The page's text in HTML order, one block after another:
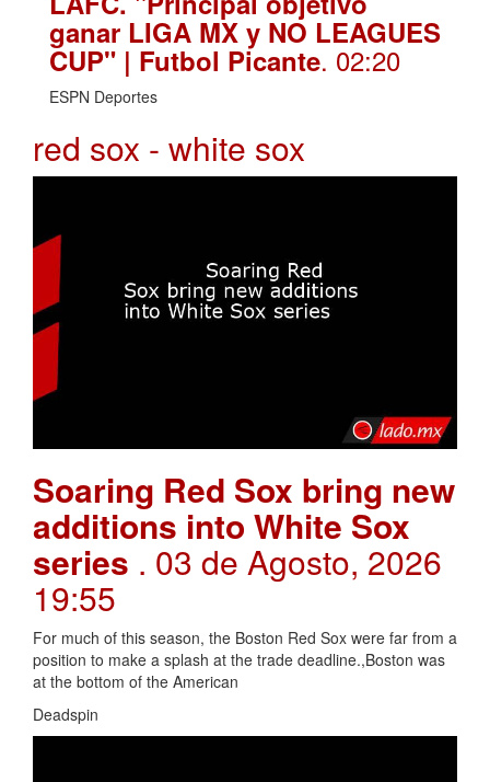
ganar LIGA MX y NO LEAGUES
CUP" | Futbol Picante. 02:20
ESPN Deportes
red sox - white sox
Soaring Red Sox bring new
additions into White Sox
series . 03 de Agosto, 2026
19:55
For much of this season, the Boston Red Sox were far from a
position to make a splash at the trade deadline.,Boston was
at the bottom of the American
Deadspin